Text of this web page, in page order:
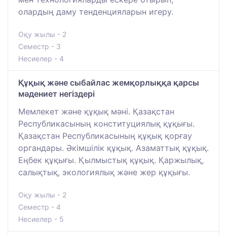
олардың даму тенденцияларын игеру.
Оқу жылы - 2
Семестр - 3
Несиелер - 4
Құқық және сыбайлас жемқорлыққа қарсы
мәдениет негіздері
Мемлекет және құқық мәні. Қазақстан
Республикасының конституциялық құқығы.
Қазақстан Республикасының құқық қорғау
органдары. Әкімшілік құқық. Азаматтық құқық.
Еңбек құқығы. Қылмыстық құқық. Қаржылық,
салықтық, экологиялық және жер құқығы.
Оқу жылы - 2
Семестр - 4
Несиелер - 5